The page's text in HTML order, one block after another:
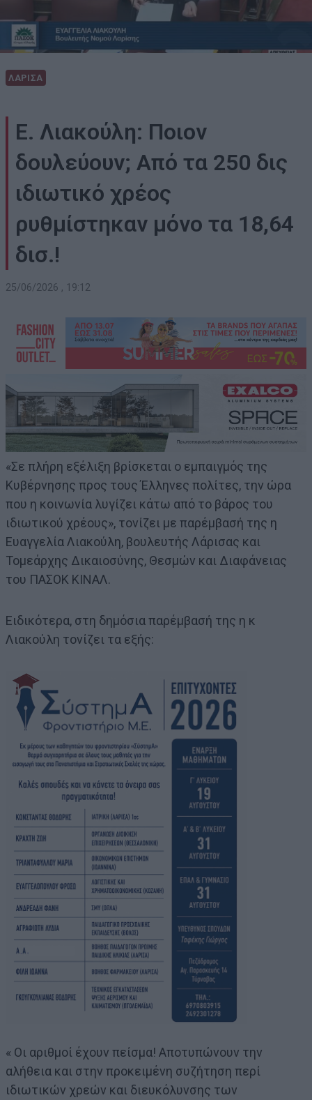
ΛΑΡΙΣΑ
Ε. Λιακούλη: Ποιον
δουλεύουν; Από τα 250 δις
ιδιωτικό χρέος
ρυθμίστηκαν μόνο τα 18,64
δισ.!
25/06/2026 , 19:12
«Σε πλήρη εξέλιξη βρίσκεται ο εμπαιγμός της
Κυβέρνησης προς τους Έλληνες πολίτες, την ώρα
που η κοινωνία λυγίζει κάτω από το βάρος του
ιδιωτικού χρέους», τονίζει με παρέμβασή της η
Ευαγγελία Λιακούλη, βουλευτής Λάρισας και
Τομεάρχης Δικαιοσύνης, Θεσμών και Διαφάνειας
του ΠΑΣΟΚ ΚΙΝΑΛ.
Ειδικότερα, στη δημόσια παρέμβασή της η κ
Λιακούλη τονίζει τα εξής:
« Οι αριθμοί έχουν πείσμα! Αποτυπώνουν την
αλήθεια και στην προκειμένη συζήτηση περί
ιδιωτικών χρεών και διευκόλυνσης των